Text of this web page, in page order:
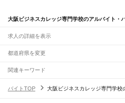
大阪ビジネスカレッジ専門学校のアルバイト・
求人の詳細を表示
都道府県を変更
関連キーワード
バイトTOP
大阪ビジネスカレッジ専門学校